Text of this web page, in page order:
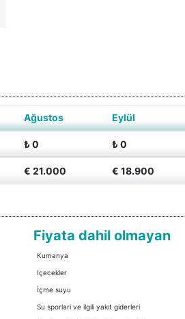
Ağustos Eylül
₺ 0 ₺ 0
€ 21.000 € 18.900
Fiyata dahil olmayan
Kumanya
Içecekler
İçme suyu
Su sporlari ve ilgili yakıt giderleri